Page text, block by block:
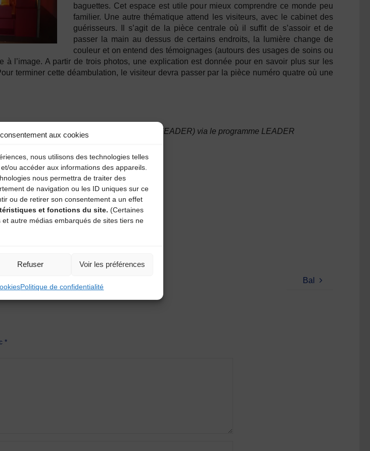
aux cookies
nous utilisons des technologies telles
ou accéder aux informations des appareils.
nous permettra de traiter des
de navigation ou les ID uniques sur ce
ou de retirer son consentement a un effet
et fonctions du site. (Certaines
autre médias embarqués de sites tiers ne
Refuser Voir les préférences
Politique de confidentialité
baguettes. Cet espace est utile pour mieux comprendre ce monde peu
familier. Une autre thématique attend les visiteurs, avec le cabinet des
guérisseurs. Il s’agit de la pièce centrale où il suffit de s’assoir et de
passer la main au dessus de certains endroits, la lumière change de
couleur et on entend des témoignages (autours des usages de soins ou
l’image. A partir de trois photos, une explication est donnée pour en savoir plus sur les
terminer cette déambulation, le visiteur devra passer par la pièce numéro quatre où une
Agricole de Développement Régional (FEADER) via le programme LEADER
Bal
*